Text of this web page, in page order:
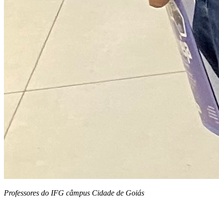
Professores do IFG câmpus Cidade de Goiás